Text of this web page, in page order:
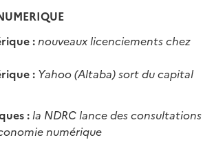
: nouveaux licenciements chez
: Yahoo (Altaba) sort du capital
: la NDRC lance des consultations
numérique